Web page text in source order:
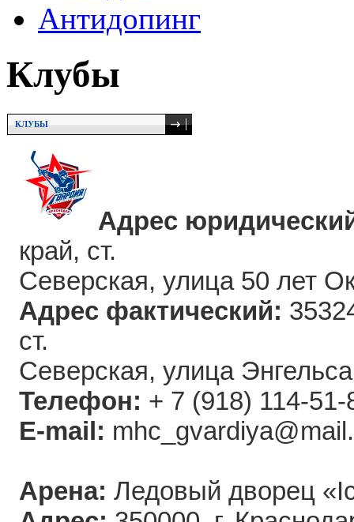
Антидопинг
Клубы
КЛУБЫ
Адрес
край, ст.
Северская, улица 50 лет
Адрес фактический:
ст.
Северская, улица
Телефон: + 7 (918) 114-51-
E-mail:
Арена: Ледовый дворец